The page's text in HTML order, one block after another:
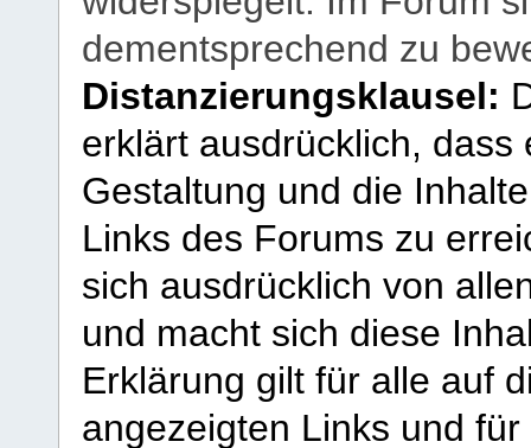
dementsprechend zu
Distanzierungsklausel:
erklärt ausdrücklich,
Gestaltung und die
Links des Forums zu
sich ausdrücklich von
und macht sich diese
Erklärung gilt für alle auf
angezeigten Links und